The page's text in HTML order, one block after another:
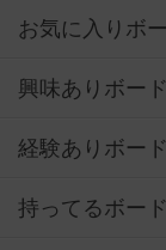
お気に入りボ
興味ありボー
経験ありボー
持ってるボー